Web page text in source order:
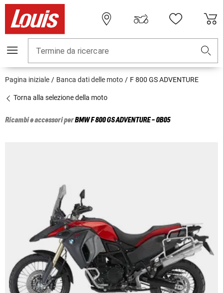
Termine da ricercare
Pagina iniziale Banca dati delle moto F 800 GS ADVENTURE
Torna alla selezione della moto
Ricambi e accessori perBMWF 800 GS ADVENTURE - 0B05